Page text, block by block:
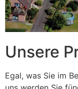
Unsere
Egal, was Sie im